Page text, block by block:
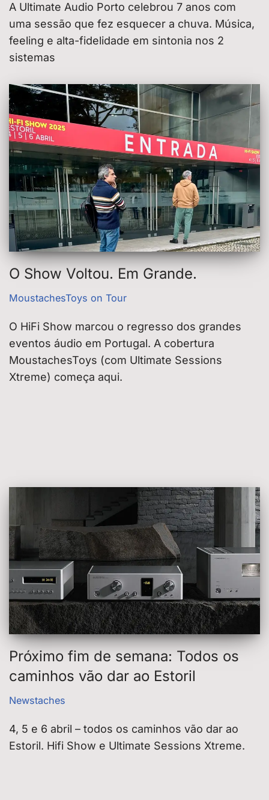
A Ultimate Audio Porto celebrou 7 anos com
uma sessão que fez esquecer a chuva. Música,
feeling e alta-fidelidade em sintonia nos 2
sistemas
O Show Voltou. Em Grande.
MoustachesToys on Tour
O HiFi Show marcou o regresso dos grandes
eventos áudio em Portugal. A cobertura
MoustachesToys (com Ultimate Sessions
Xtreme) começa aqui.
Próximo fim de semana: Todos os
caminhos vão dar ao Estoril
Newstaches
4, 5 e 6 abril – todos os caminhos vão dar ao
Estoril. Hifi Show e Ultimate Sessions Xtreme.